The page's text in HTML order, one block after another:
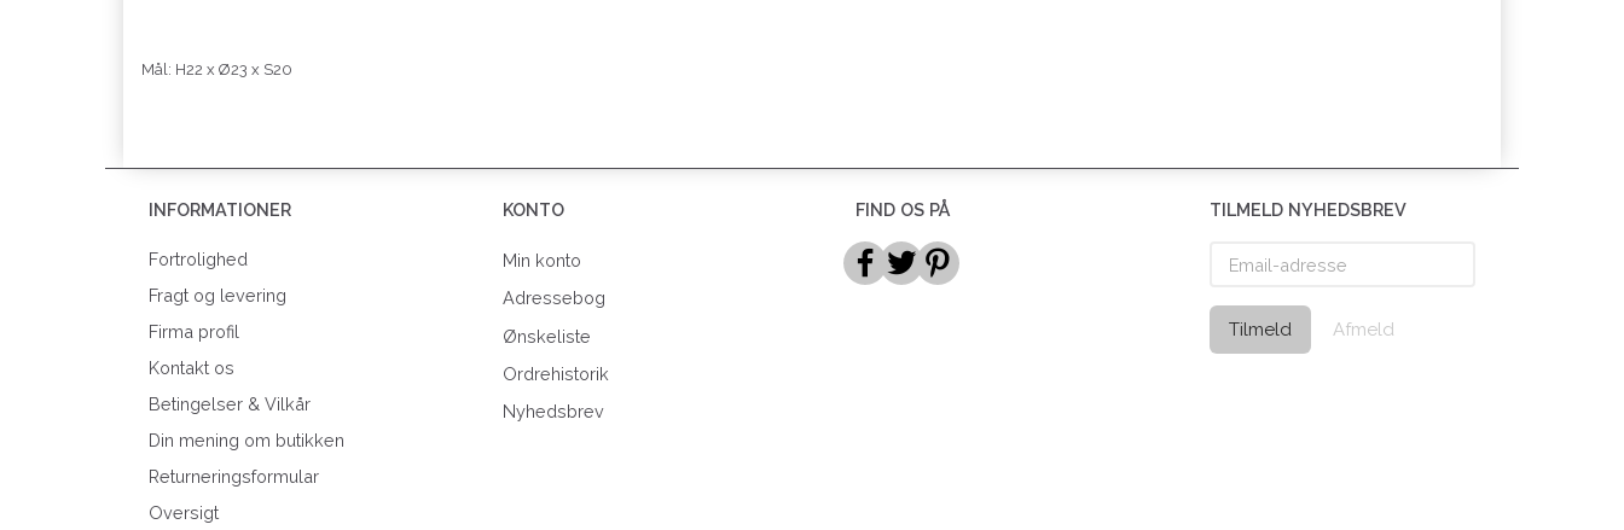
Mål: H22 x Ø23 x S20
INFORMATIONER
Fortrolighed
Fragt og levering
Firma profil
Kontakt os
Betingelser & Vilkår
Din mening om butikken
Returneringsformular
Oversigt
KONTO
Min konto
Adressebog
Ønskeliste
Ordrehistorik
Nyhedsbrev
FIND OS PÅ TILMELD NYHEDSBREV
adresse
Tilmeld Afmeld